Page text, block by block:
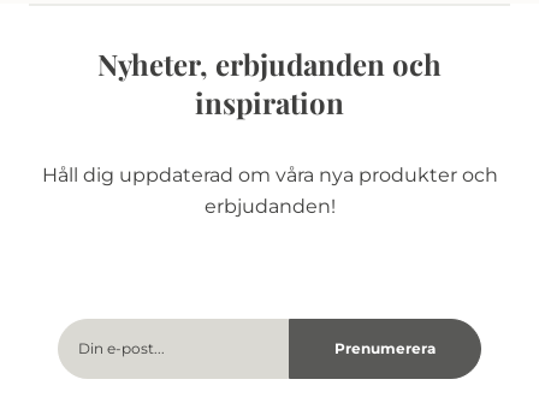
Nyheter, erbjudanden och
inspiration
Håll dig uppdaterad om våra nya produkter och
erbjudanden!